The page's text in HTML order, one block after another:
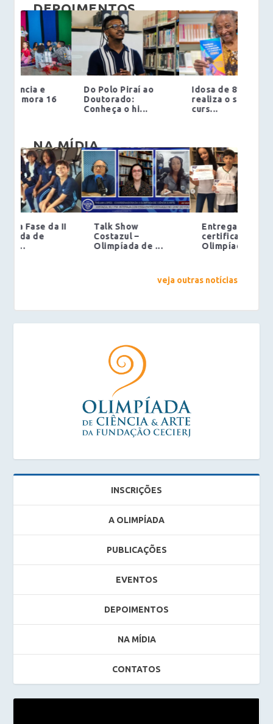
DEPOIMENTOS
Idosa de 81 anos
realiza o sonho de
Primeiro concurso
da Fundação
Cecierj co...
NA MÍDIA
Entrega dos
certificados da I
Projeto para a I
Ciência &#...
veja outras notícias
INSCRIÇÕES
A OLIMPÍADA
PUBLICAÇÕES
EVENTOS
DEPOIMENTOS
NA MÍDIA
CONTATOS